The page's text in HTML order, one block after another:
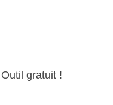
gratuit !